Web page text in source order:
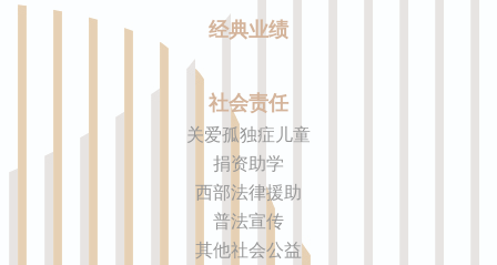
经典业绩
社会责任
关爱孤独症儿童
捐资助学
西部法律援助
普法宣传
其他社会公益